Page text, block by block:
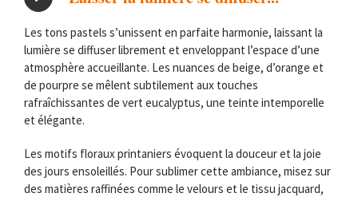
Les tons pastels s’unissent en parfaite harmonie, laissant la
lumière se diffuser librement et enveloppant l’espace d’une
atmosphère accueillante. Les nuances de beige, d’orange et
de pourpre se mêlent subtilement aux touches
rafraîchissantes de vert eucalyptus, une teinte intemporelle
et élégante.
Les motifs floraux printaniers évoquent la douceur et la joie
des jours ensoleillés. Pour sublimer cette ambiance, misez sur
des matières raffinées comme le velours et le tissu jacquard,